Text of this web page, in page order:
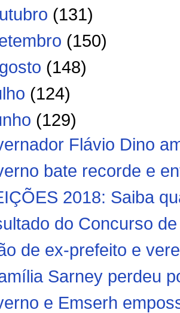
(131)
(150)
(148)
(124)
(129)
Flávio Dino
bate recorde e
2018: Saiba
do Concurso
de ex-prefeito e
Sarney perdeu
e Emserh